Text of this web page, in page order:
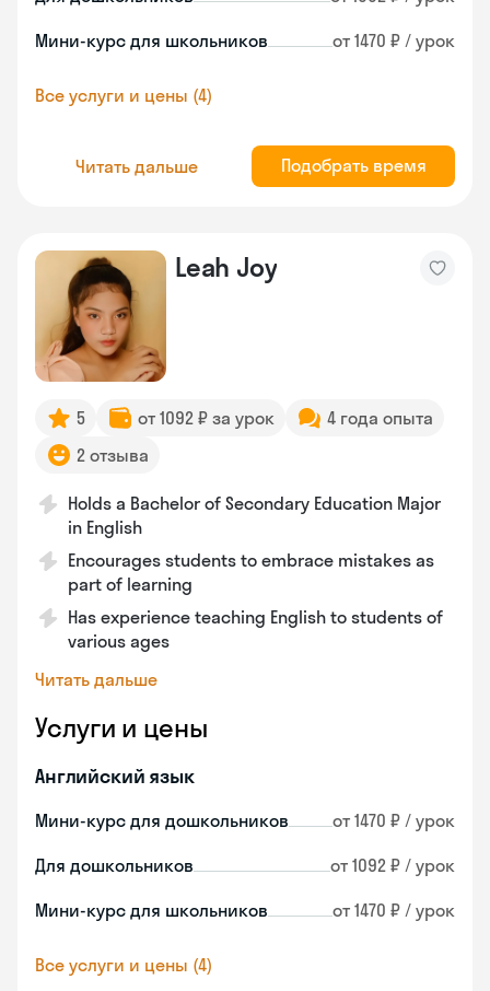
Мини-курс для школьников от 1470 ₽ / урок
Все услуги и цены (4)
Читать дальше Подобрать время
Leah Joy
5 от 1092 ₽ за урок
4 года опыта
2 отзыва
Holds a Bachelor of Secondary Education Major
in English
Encourages students to embrace mistakes as
part of learning
Has experience teaching English to students of
various ages
Читать дальше
Услуги и цены
Английский язык
Мини-курс для дошкольников от 1470 ₽ / урок
Для дошкольников от 1092 ₽ / урок
Мини-курс для школьников от 1470 ₽ / урок
Все услуги и цены (4)